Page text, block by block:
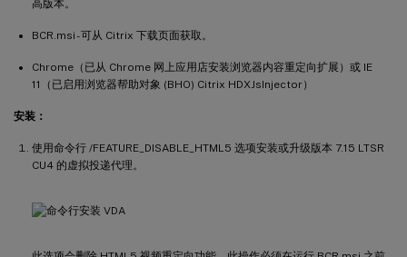
高版本。
BCR.msi - 可从 Citrix 下载页面获取。
Chrome（已从 Chrome 网上应用店安装浏览器内容重定向扩展）或 IE
11（已启用浏览器帮助对象 (BHO) Citrix HDXJsInjector）
安装：
使用命令行 /FEATURE_DISABLE_HTML5 选项安装或升级版本 7.15 LTSR
CU4 的虚拟投递代理。